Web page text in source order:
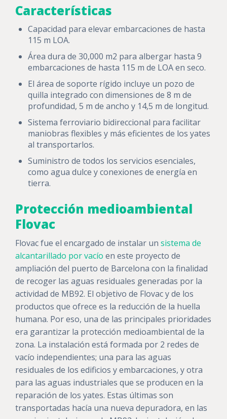
Características
Capacidad para elevar embarcaciones de hasta
115 m LOA.
Área dura de 30,000 m2 para albergar hasta 9
embarcaciones de hasta 115 m de LOA en seco.
El área de soporte rígido incluye un pozo de
quilla integrado con dimensiones de 8 m de
profundidad, 5 m de ancho y 14,5 m de longitud.
Sistema ferroviario bidireccional para facilitar
maniobras flexibles y más eficientes de los yates
al transportarlos.
Suministro de todos los servicios esenciales,
como agua dulce y conexiones de energía en
tierra.
Protección medioambiental
Flovac
Flovac fue el encargado de instalar un sistema de
alcantarillado por vacío en este proyecto de
ampliación del puerto de Barcelona con la finalidad
de recoger las aguas residuales generadas por la
actividad de MB92. El objetivo de Flovac y de los
productos que ofrece es la reducción de la huella
humana. Por eso, una de las principales prioridades
era garantizar la protección medioambiental de la
zona. La instalación está formada por 2 redes de
vacío independientes; una para las aguas
residuales de los edificios y embarcaciones, y otra
para las aguas industriales que se producen en la
reparación de los yates. Estas últimas son
transportadas hacía una nueva depuradora, en las